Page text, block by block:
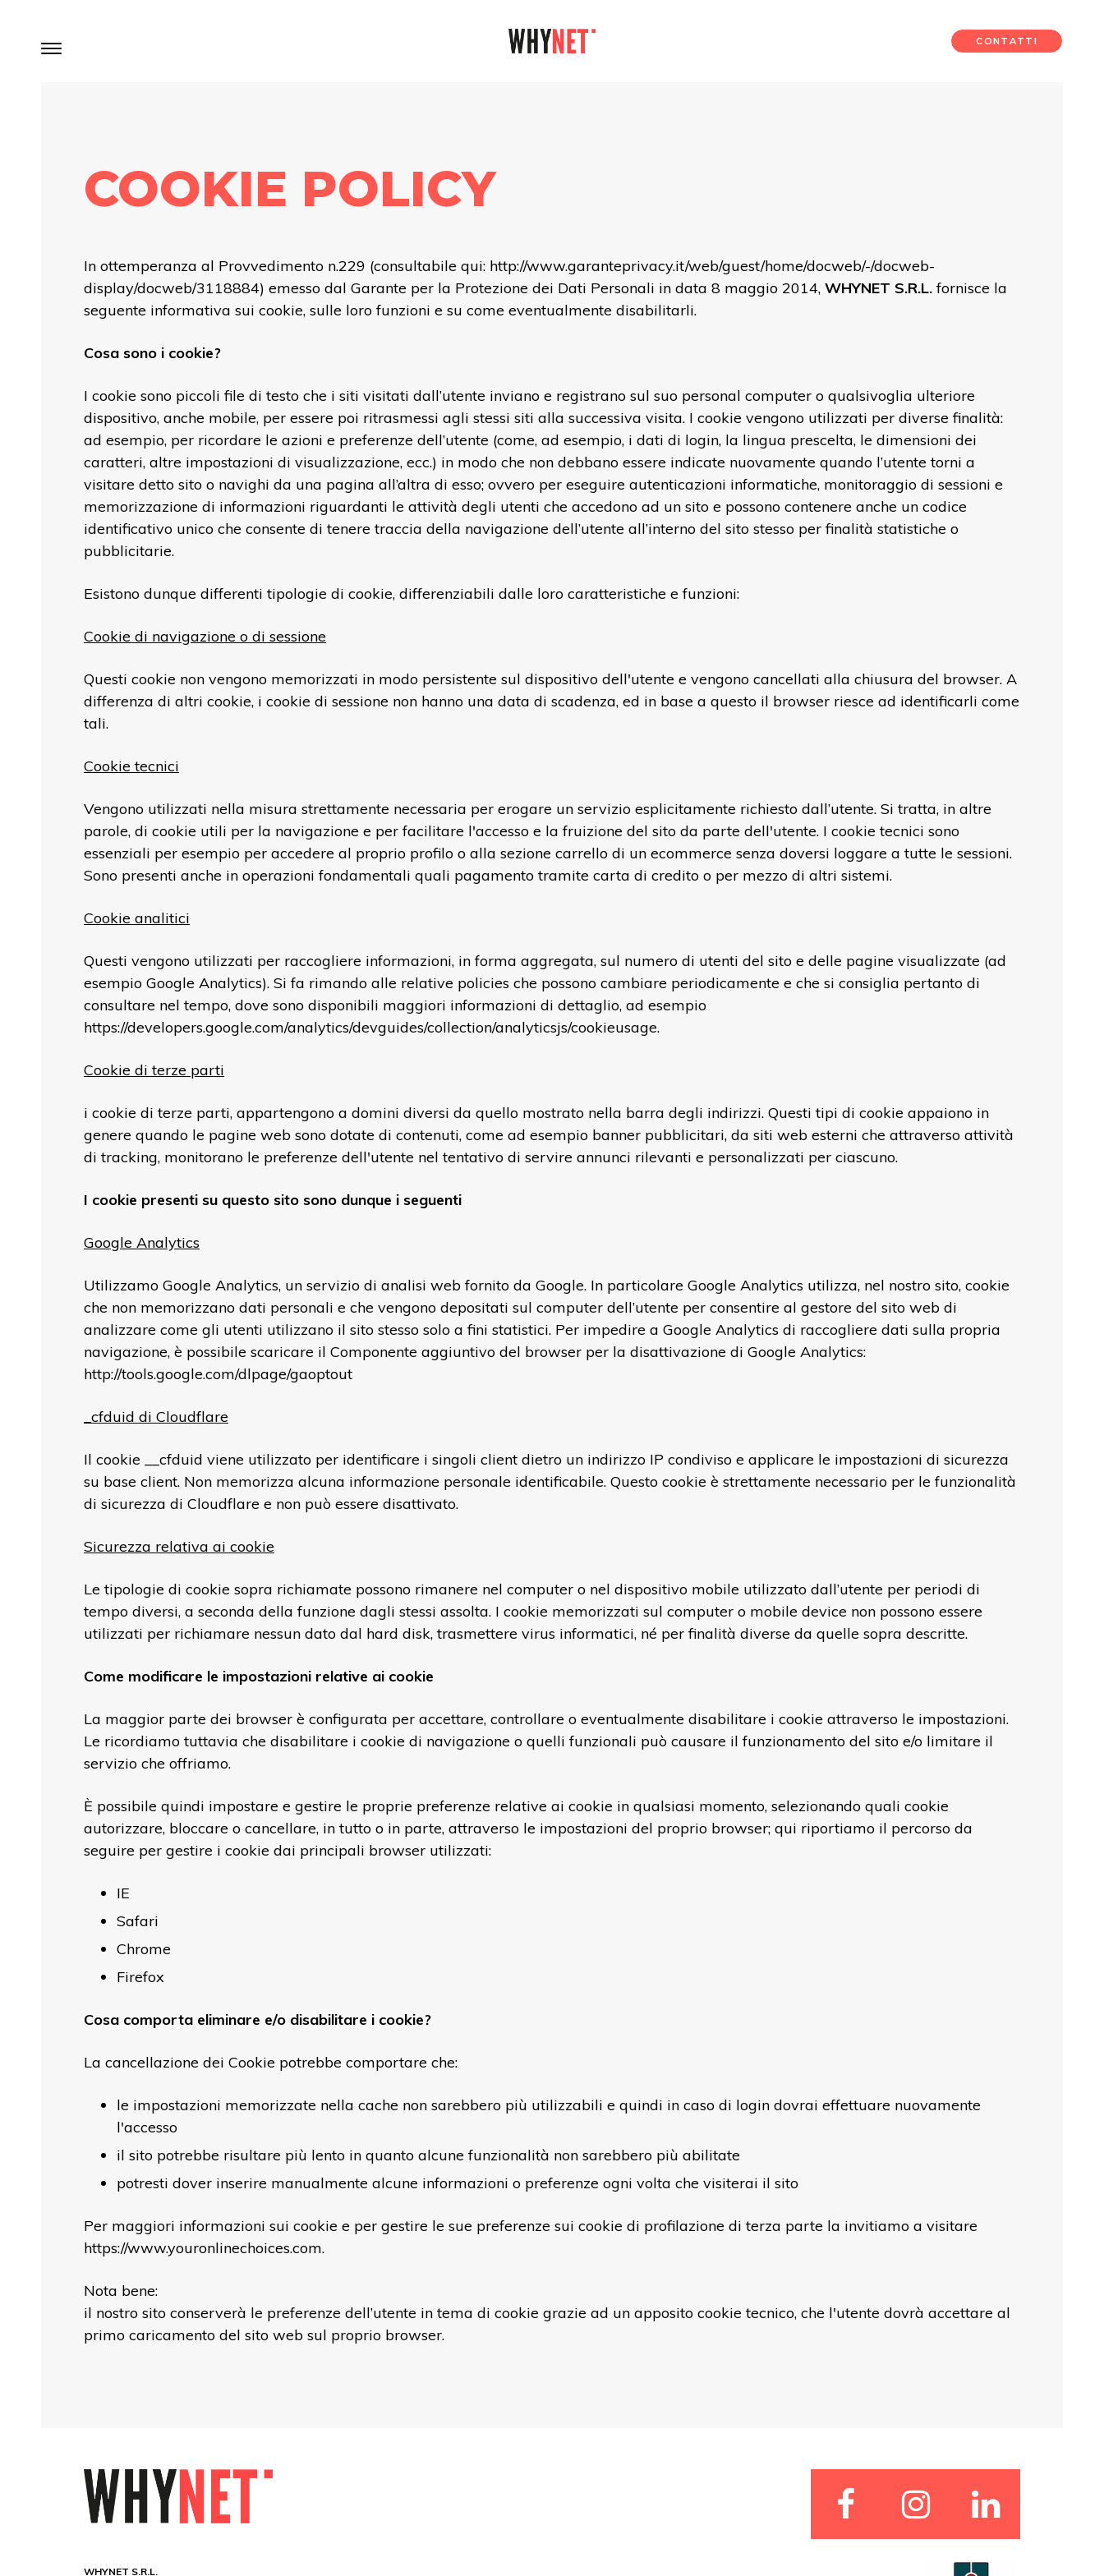
CONTATTI
COOKIE POLICY
In ottemperanza al Provvedimento n.229 (consultabile qui: http://www.garanteprivacy.it/web/guest/home/docweb/-/docweb-
display/docweb/3118884) emesso dal Garante per la Protezione dei Dati Personali in data 8 maggio 2014, WHYNET S.R.L.fornisce la
seguente informativa sui cookie, sulle loro funzioni e su come eventualmente disabilitarli.
Cosa sono i cookie?
I cookie sono piccoli file di testo che i siti visitati dall’utente inviano e registrano sul suo personal computer o qualsivoglia ulteriore
dispositivo, anche mobile, per essere poi ritrasmessi agli stessi siti alla successiva visita. I cookie vengono utilizzati per diverse finalità:
ad esempio, per ricordare le azioni e preferenze dell’utente (come, ad esempio, i dati di login, la lingua prescelta, le dimensioni dei
caratteri, altre impostazioni di visualizzazione, ecc.) in modo che non debbano essere indicate nuovamente quando l’utente torni a
visitare detto sito o navighi da una pagina all’altra di esso; ovvero per eseguire autenticazioni informatiche, monitoraggio di sessioni e
memorizzazione di informazioni riguardanti le attività degli utenti che accedono ad un sito e possono contenere anche un codice
identificativo unico che consente di tenere traccia della navigazione dell’utente all’interno del sito stesso per finalità statistiche o
pubblicitarie.
Esistono dunque differenti tipologie di cookie, differenziabili dalle loro caratteristiche e funzioni:
Cookie di navigazione o di sessione
Questi cookie non vengono memorizzati in modo persistente sul dispositivo dell'utente e vengono cancellati alla chiusura del browser. A
differenza di altri cookie, i cookie di sessione non hanno una data di scadenza, ed in base a questo il browser riesce ad identificarli come
tali.
Cookie tecnici
Vengono utilizzati nella misura strettamente necessaria per erogare un servizio esplicitamente richiesto dall’utente. Si tratta, in altre
parole, di cookie utili per la navigazione e per facilitare l'accesso e la fruizione del sito da parte dell'utente. I cookie tecnici sono
essenziali per esempio per accedere al proprio profilo o alla sezione carrello di un ecommerce senza doversi loggare a tutte le sessioni.
Sono presenti anche in operazioni fondamentali quali pagamento tramite carta di credito o per mezzo di altri sistemi.
Cookie analitici
Questi vengono utilizzati per raccogliere informazioni, in forma aggregata, sul numero di utenti del sito e delle pagine visualizzate (ad
esempio Google Analytics). Si fa rimando alle relative policies che possono cambiare periodicamente e che si consiglia pertanto di
consultare nel tempo, dove sono disponibili maggiori informazioni di dettaglio, ad esempio
https://developers.google.com/analytics/devguides/collection/analyticsjs/cookieusage.
Cookie di terze parti
i cookie di terze parti, appartengono a domini diversi da quello mostrato nella barra degli indirizzi. Questi tipi di cookie appaiono in
genere quando le pagine web sono dotate di contenuti, come ad esempio banner pubblicitari, da siti web esterni che attraverso attività
di tracking, monitorano le preferenze dell'utente nel tentativo di servire annunci rilevanti e personalizzati per ciascuno.
I cookie presenti su questo sito sono dunque i seguenti
Google Analytics
Utilizzamo Google Analytics, un servizio di analisi web fornito da Google. In particolare Google Analytics utilizza, nel nostro sito, cookie
che non memorizzano dati personali e che vengono depositati sul computer dell’utente per consentire al gestore del sito web di
analizzare come gli utenti utilizzano il sito stesso solo a fini statistici. Per impedire a Google Analytics di raccogliere dati sulla propria
navigazione, è possibile scaricare il Componente aggiuntivo del browser per la disattivazione di Google Analytics:
http://tools.google.com/dlpage/gaoptout
_cfduid di Cloudflare
Il cookie __cfduid viene utilizzato per identificare i singoli client dietro un indirizzo IP condiviso e applicare le impostazioni di sicurezza
su base client. Non memorizza alcuna informazione personale identificabile. Questo cookie è strettamente necessario per le funzionalità
di sicurezza di Cloudflare e non può essere disattivato.
Sicurezza relativa ai cookie
Le tipologie di cookie sopra richiamate possono rimanere nel computer o nel dispositivo mobile utilizzato dall’utente per periodi di
tempo diversi, a seconda della funzione dagli stessi assolta. I cookie memorizzati sul computer o mobile device non possono essere
utilizzati per richiamare nessun dato dal hard disk, trasmettere virus informatici, né per finalità diverse da quelle sopra descritte.
Come modificare le impostazioni relative ai cookie
La maggior parte dei browser è configurata per accettare, controllare o eventualmente disabilitare i cookie attraverso le impostazioni.
Le ricordiamo tuttavia che disabilitare i cookie di navigazione o quelli funzionali può causare il funzionamento del sito e/o limitare il
servizio che offriamo.
È possibile quindi impostare e gestire le proprie preferenze relative ai cookie in qualsiasi momento, selezionando quali cookie
autorizzare, bloccare o cancellare, in tutto o in parte, attraverso le impostazioni del proprio browser; qui riportiamo il percorso da
seguire per gestire i cookie dai principali browser utilizzati:
IE
Safari
Chrome
Firefox
Cosa comporta eliminare e/o disabilitare i cookie?
La cancellazione dei Cookie potrebbe comportare che:
le impostazioni memorizzate nella cache non sarebbero più utilizzabili e quindi in caso di login dovrai effettuare nuovamente
l'accesso
il sito potrebbe risultare più lento in quanto alcune funzionalità non sarebbero più abilitate
potresti dover inserire manualmente alcune informazioni o preferenze ogni volta che visiterai il sito
Per maggiori informazioni sui cookie e per gestire le sue preferenze sui cookie di profilazione di terza parte la invitiamo a visitare
https://www.youronlinechoices.com.
Nota bene:
il nostro sito conserverà le preferenze dell’utente in tema di cookie grazie ad un apposito cookie tecnico, che l'utente dovrà accettare al
primo caricamento del sito web sul proprio browser.
WHYNET S.R.L.